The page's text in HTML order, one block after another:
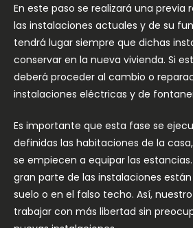
En este paso se realizará una previa
las instalaciones actuales y de su
tendrá lugar siempre que dichas
conservar en la nueva vivienda. Si
deberá proceder al cambio o
instalaciones eléctricas y de
Es importante que esta fase se
definidas las habitaciones de la
se empiecen a equipar las
gran parte de las instalaciones
suelo o en el falso techo. Así,
trabajar con más libertad sin